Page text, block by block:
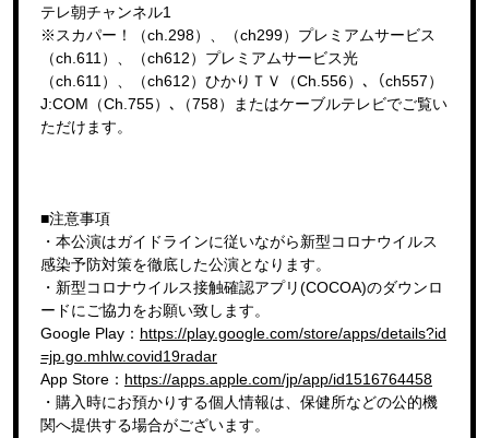
テレ朝チャンネル1
※スカパー！（ch.298）、（ch299）プレミアムサービス
（ch.611）、（ch612）プレミアムサービス光
（ch.611）、（ch612）ひかりＴＶ（Ch.556）､（ch557）
J:COM（Ch.755）､（758）またはケーブルテレビでご覧い
ただけます。
■注意事項
・本公演はガイドラインに従いながら新型コロナウイルス
感染予防対策を徹底した公演となります。
・新型コロナウイルス接触確認アプリ(COCOA)のダウンロ
ードにご協力をお願い致します。
Google Play： https://play.google.com/store/apps/details?id
=jp.go.mhlw.covid19radar
App Store： https://apps.apple.com/jp/app/id1516764458
・購入時にお預かりする個人情報は、保健所などの公的機
関へ提供する場合がございます。